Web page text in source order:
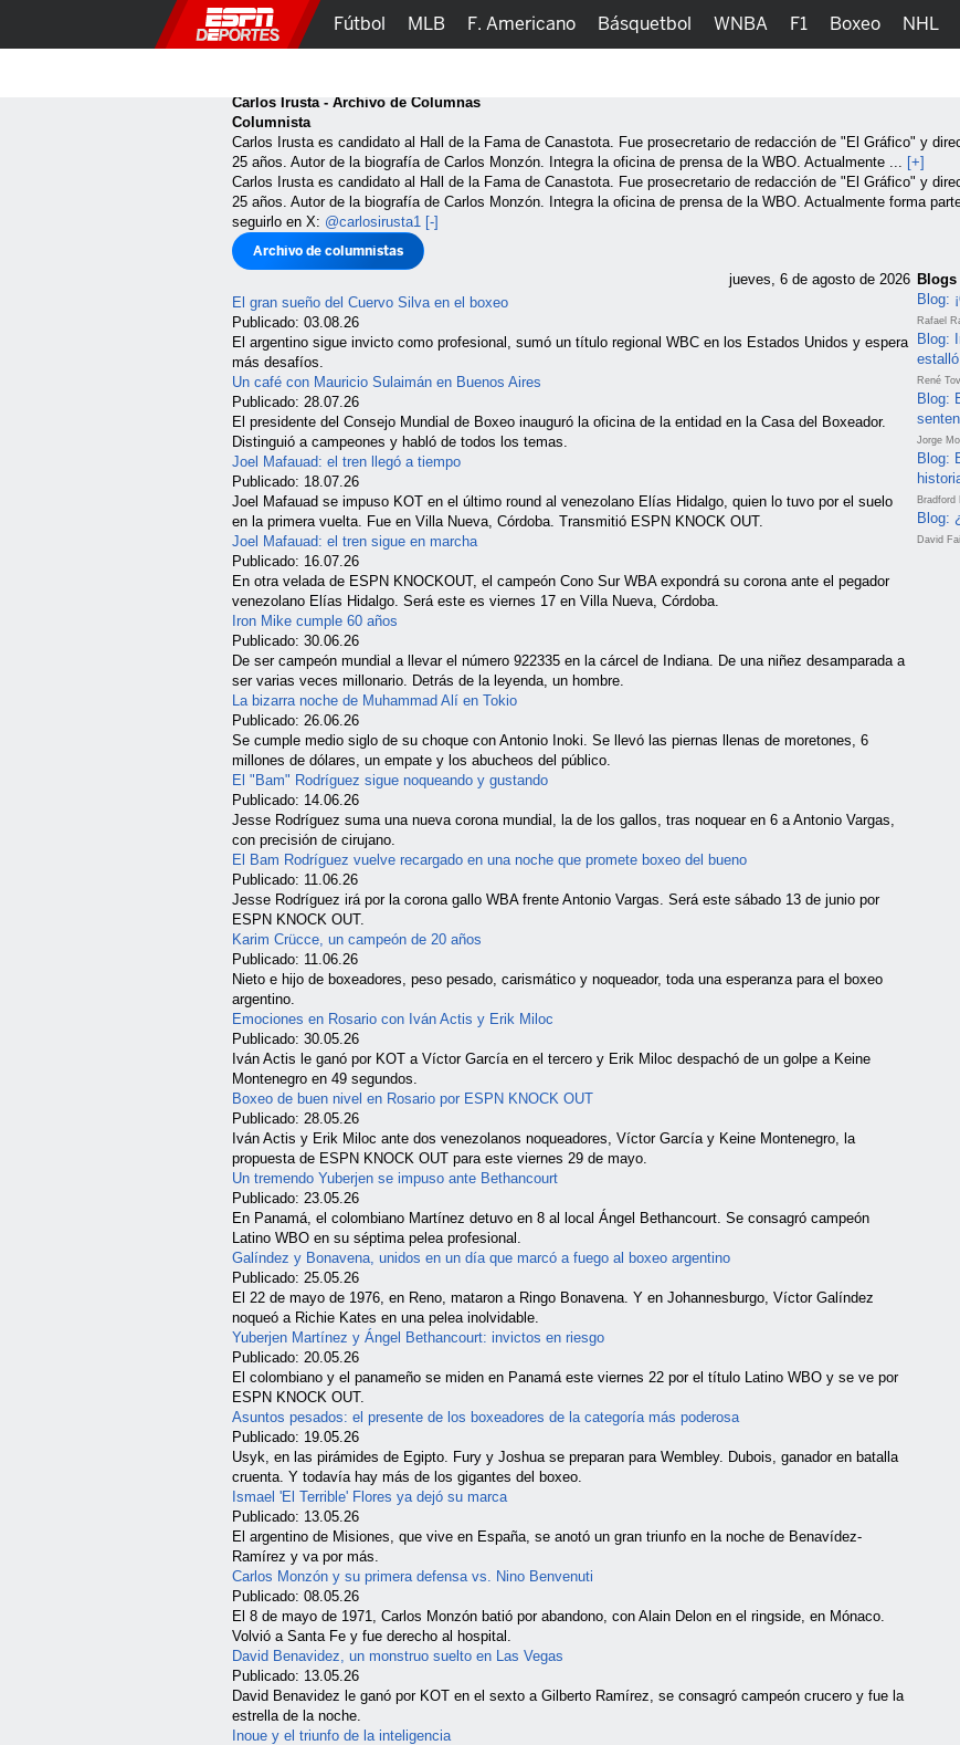
Carlos Irusta - Archivo de Columnas
Columnista
Carlos Irusta es candidato al Hall de la Fama de Canastota. Fue prosecretario de redacción de "El Gráfico" y
25 años. Autor de la biografía de Carlos Monzón. Integra la oficina de prensa de la WBO. Actualmente ... [+]
Carlos Irusta es candidato al Hall de la Fama de Canastota. Fue prosecretario de redacción de "El Gráfico" y
25 años. Autor de la biografía de Carlos Monzón. Integra la oficina de prensa de la WBO. Actualmente forma
seguirlo en X: @carlosirusta1 [-]
Archivo de columnistas
jueves, 6 de agosto de 2026
El gran sueño del Cuervo Silva en el boxeo
Publicado: 03.08.26
El argentino sigue invicto como profesional, sumó un título regional WBC en los Estados Unidos y espera
más desafíos.
Un café con Mauricio Sulaimán en Buenos Aires
Publicado: 28.07.26
El presidente del Consejo Mundial de Boxeo inauguró la oficina de la entidad en la Casa del Boxeador.
Distinguió a campeones y habló de todos los temas.
Joel Mafauad: el tren llegó a tiempo
Publicado: 18.07.26
Joel Mafauad se impuso KOT en el último round al venezolano Elías Hidalgo, quien lo tuvo por el suelo
en la primera vuelta. Fue en Villa Nueva, Córdoba. Transmitió ESPN KNOCK OUT.
Joel Mafauad: el tren sigue en marcha
Publicado: 16.07.26
En otra velada de ESPN KNOCKOUT, el campeón Cono Sur WBA expondrá su corona ante el pegador
venezolano Elías Hidalgo. Será este es viernes 17 en Villa Nueva, Córdoba.
Iron Mike cumple 60 años
Publicado: 30.06.26
De ser campeón mundial a llevar el número 922335 en la cárcel de Indiana. De una niñez desamparada a
ser varias veces millonario. Detrás de la leyenda, un hombre.
La bizarra noche de Muhammad Alí en Tokio
Publicado: 26.06.26
Se cumple medio siglo de su choque con Antonio Inoki. Se llevó las piernas llenas de moretones, 6
millones de dólares, un empate y los abucheos del público.
El "Bam" Rodríguez sigue noqueando y gustando
Publicado: 14.06.26
Jesse Rodríguez suma una nueva corona mundial, la de los gallos, tras noquear en 6 a Antonio Vargas,
con precisión de cirujano.
El Bam Rodríguez vuelve recargado en una noche que promete boxeo del bueno
Publicado: 11.06.26
Jesse Rodríguez irá por la corona gallo WBA frente Antonio Vargas. Será este sábado 13 de junio por
ESPN KNOCK OUT.
Karim Crücce, un campeón de 20 años
Publicado: 11.06.26
Nieto e hijo de boxeadores, peso pesado, carismático y noqueador, toda una esperanza para el boxeo
argentino.
Emociones en Rosario con Iván Actis y Erik Miloc
Publicado: 30.05.26
Iván Actis le ganó por KOT a Víctor García en el tercero y Erik Miloc despachó de un golpe a Keine
Montenegro en 49 segundos.
Boxeo de buen nivel en Rosario por ESPN KNOCK OUT
Publicado: 28.05.26
Iván Actis y Erik Miloc ante dos venezolanos noqueadores, Víctor García y Keine Montenegro, la
propuesta de ESPN KNOCK OUT para este viernes 29 de mayo.
Un tremendo Yuberjen se impuso ante Bethancourt
Publicado: 23.05.26
En Panamá, el colombiano Martínez detuvo en 8 al local Ángel Bethancourt. Se consagró campeón
Latino WBO en su séptima pelea profesional.
Galíndez y Bonavena, unidos en un día que marcó a fuego al boxeo argentino
Publicado: 25.05.26
El 22 de mayo de 1976, en Reno, mataron a Ringo Bonavena. Y en Johannesburgo, Víctor Galíndez
noqueó a Richie Kates en una pelea inolvidable.
Yuberjen Martínez y Ángel Bethancourt: invictos en riesgo
Publicado: 20.05.26
El colombiano y el panameño se miden en Panamá este viernes 22 por el título Latino WBO y se ve por
ESPN KNOCK OUT.
Asuntos pesados: el presente de los boxeadores de la categoría más poderosa
Publicado: 19.05.26
Usyk, en las pirámides de Egipto. Fury y Joshua se preparan para Wembley. Dubois, ganador en batalla
cruenta. Y todavía hay más de los gigantes del boxeo.
Ismael 'El Terrible' Flores ya dejó su marca
Publicado: 13.05.26
El argentino de Misiones, que vive en España, se anotó un gran triunfo en la noche de Benavídez-
Ramírez y va por más.
Carlos Monzón y su primera defensa vs. Nino Benvenuti
Publicado: 08.05.26
El 8 de mayo de 1971, Carlos Monzón batió por abandono, con Alain Delon en el ringside, en Mónaco.
Volvió a Santa Fe y fue derecho al hospital.
David Benavidez, un monstruo suelto en Las Vegas
Publicado: 13.05.26
David Benavidez le ganó por KOT en el sexto a Gilberto Ramírez, se consagró campeón crucero y fue la
estrella de la noche.
Inoue y el triunfo de la inteligencia
Blogs
Blog:
Rafael
Blog:
estalló
René
Blog:
Jorge
Blog:
Bradford
Blog:
David
Fútbol MLB F. Americano Básquetbol WNBA F1 Boxeo NHL